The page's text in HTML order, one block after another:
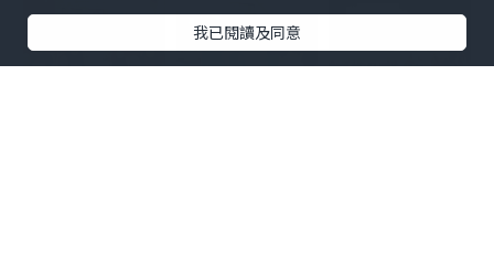
+29
我已閱讀及同意